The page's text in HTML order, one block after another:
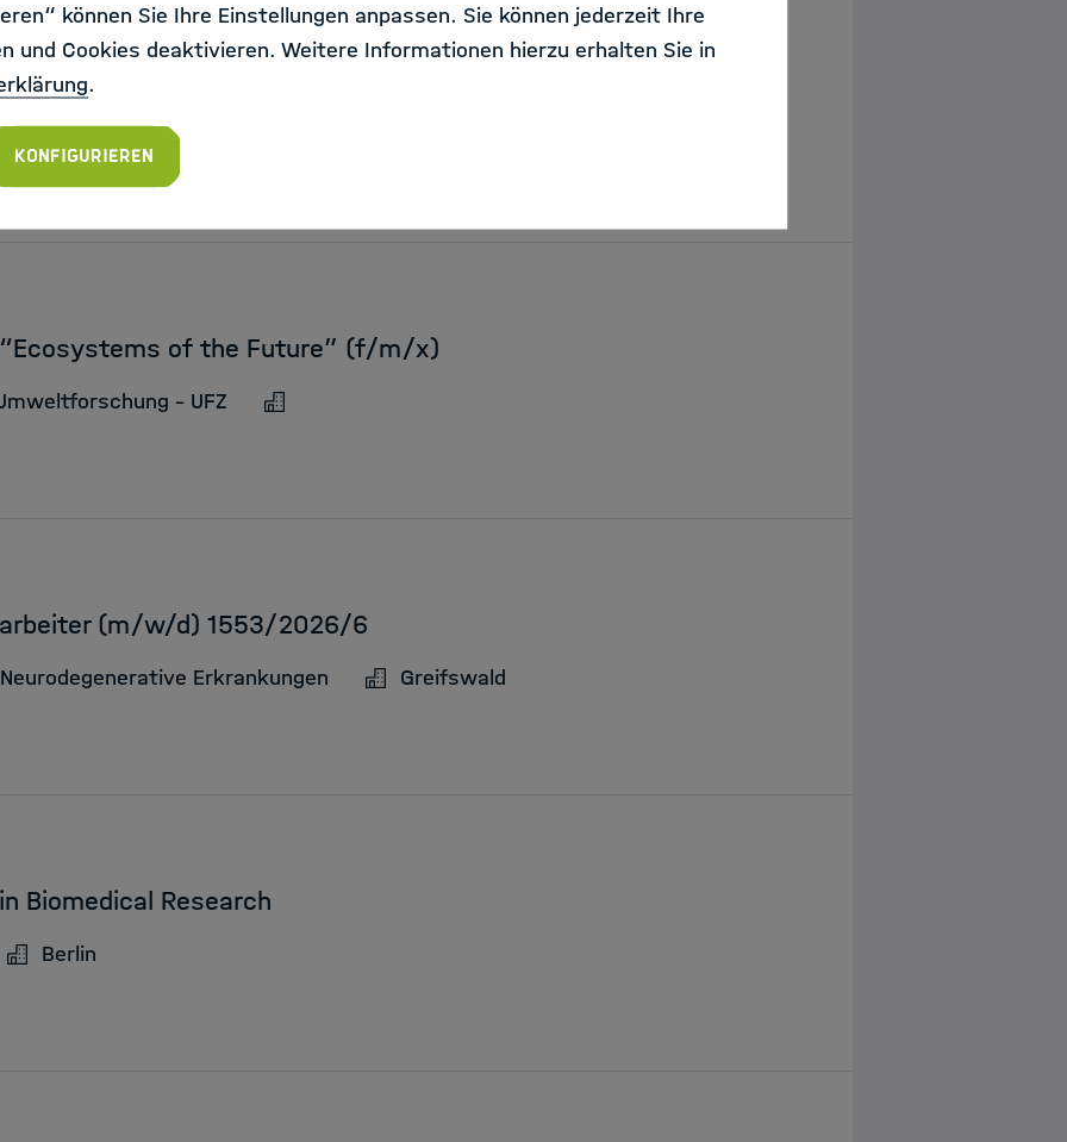
in Complex Environments
Jülich
“Ecosystems of the Future” (f/m/x)
– UFZ
(m/w/d) 1553/2026/6
Erkrankungen Greifswald
Biomedical Research
Berlin
können Sie Ihre Einstellungen anpassen. Sie können jederzeit Ihre
und Cookies deaktivieren. Weitere Informationen hierzu erhalten Sie in
.
Konfigurieren